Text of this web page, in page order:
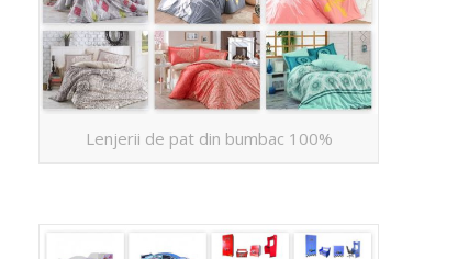
Lenjerii de pat din bumbac 100%